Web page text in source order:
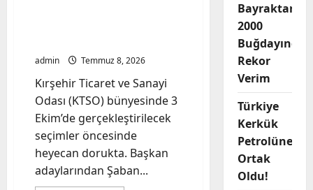
admin Temmuz 8, 2026
Kırşehir Ticaret ve Sanayi
Odası (KTSO) bünyesinde 3
Ekim’de gerçekleştirilecek
seçimler öncesinde
heyecan dorukta. Başkan
adaylarından Şaban...
Bayraktar-
2000
Buğdayında
Rekor
Verim
Türkiye
Kerkük
Petrolüne
Ortak
Oldu!